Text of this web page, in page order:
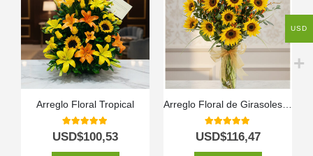
Arreglo Floral Tropical
5.00out of 5
USD$100,53
Arreglo Floral de Girasoles LENU: Un Gesto Radiante de Amor y Gratitud 🌻
5.00out of 5
USD$116,47
USD